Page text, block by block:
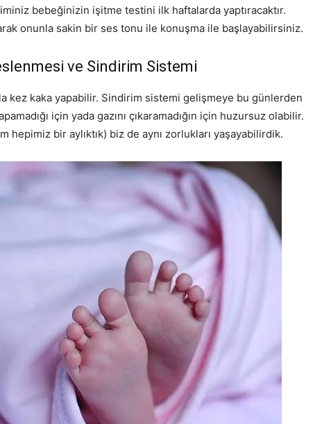
bebeğinizin işitme testini ilk haftalarda yaptıracaktır.
onunla sakin bir ses tonu ile konuşma ile başlayabilirsiniz.
ve Sindirim Sistemi
kez kaka yapabilir. Sindirim sistemi gelişmeye bu günlerden
için yada gazını çıkaramadığın için huzursuz olabilir.
hepimiz bir aylıktık) biz de aynı zorlukları yaşayabilirdik.